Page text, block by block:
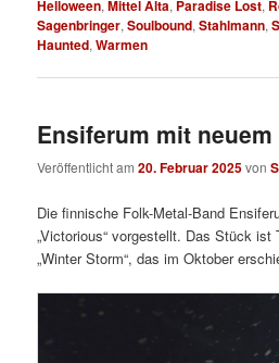
Helloween,Mittel Alta, Paradise Lost,
Sagenbringer,Soulbound,Stahlmann,
Haunted,Warmen
Ensiferum mit neuem
Veröffentlicht am20. Februar 2025von
Die finnische Folk-Metal-Band
„Victorious“ vorgestellt. Das Stück
„Winter Storm“, das im Oktober